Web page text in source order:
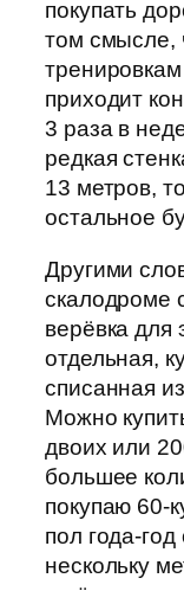
покупать
том смысле,
приходит
3 раза в
редкая
13 метров,
остальное
Другими
скалодроме
верёвка для
отдельная,
списанная
Можно
двоих или
большее
покупаю 60-
пол года-
нескольку